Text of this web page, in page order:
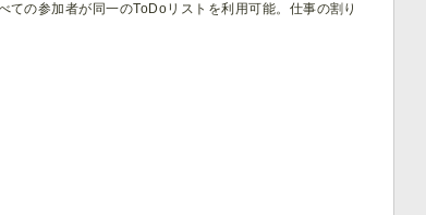
の参加者が同一のToDoリストを利用可能。仕事の割り